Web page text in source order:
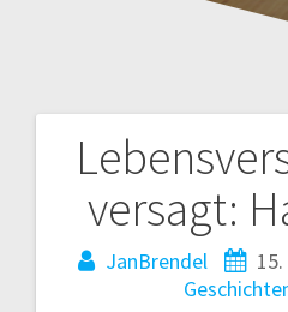
versagt:
JanBrendel